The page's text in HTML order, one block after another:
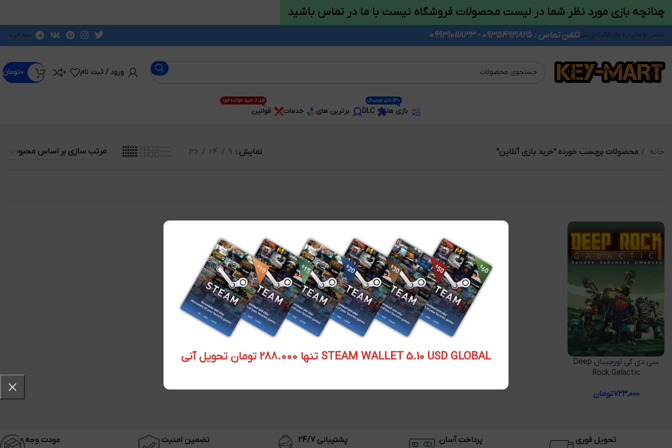
STEAM WALLET 5.10 USD GLOBAL تنها 288.000 تومان تحویل آنی
تماس با مادرباره ماوبلاگ اموزشیتلفن تماس : 09354921825 - 09931011833 سبد خرید
ورود / ثبت نام 0 ۰تومان
بازی ها
1130 بازی اورجینال
DLC برترین های خدمات قوانین
قبل از خرید خوانده شود
خانه محصولات برچسب خورده “خرید بازی آنلاین” نمایش 9
24
36
افزودن به سبد خرید
سی دی کی اورجینال Deep
Rock Galactic
۷۲۳,۰۰۰تومان
تحویل فوری پرداخت آسان پشتیبانی 24/7 تضمین امنیت عودت وجه
چنانچه بازی مورد نظر شما در لیست محصولات فروشگاه نیست با ما در تماس باشید